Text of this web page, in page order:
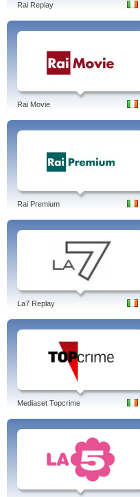
Rai Replay
Rai Movie
Rai Premium
La7 Replay
Mediaset Topcrime